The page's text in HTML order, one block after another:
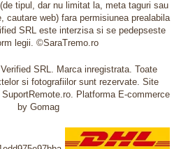
tipul, dar nu limitat la, meta taguri sau
cautare web) fara permisiunea prealabila
SRL este interzisa si se pedepseste
legii. ©SaraTremo.ro
SRL. Marca inregistrata. Toate
si fotografiilor sunt rezervate. Site
Platforma E-commerce
by Gomag